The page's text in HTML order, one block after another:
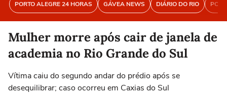
PORTO ALEGRE 24 HORAS GÁVEA NEWS DIÁRIO DO RIO
Mulher morre após cair de janela de
academia no Rio Grande do Sul
Vítima caiu do segundo andar do prédio após se
desequilibrar; caso ocorreu em Caxias do Sul